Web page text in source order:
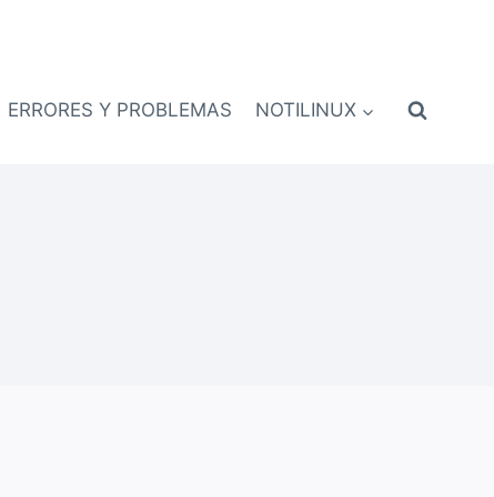
ERRORES Y PROBLEMAS NOTILINUX